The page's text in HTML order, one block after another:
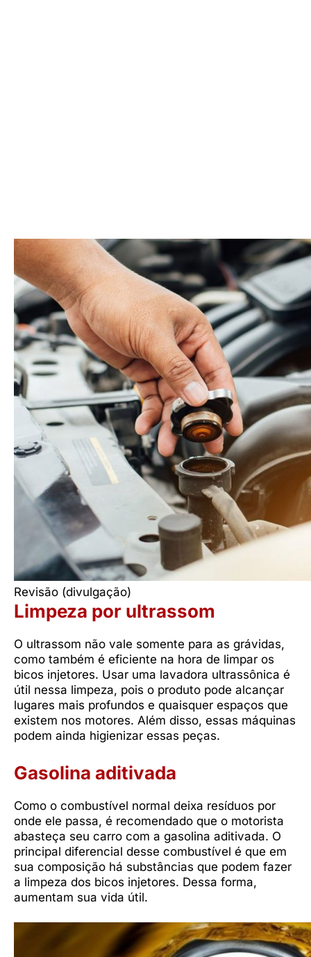
Revisão (divulgação)
Limpeza por ultrassom
O ultrassom não vale somente para as grávidas,
como também é eficiente na hora de limpar os
bicos injetores. Usar uma lavadora ultrassônica é
útil nessa limpeza, pois o produto pode alcançar
lugares mais profundos e quaisquer espaços que
existem nos motores. Além disso, essas máquinas
podem ainda higienizar essas peças.
Gasolina aditivada
Como o combustível normal deixa resíduos por
onde ele passa, é recomendado que o motorista
abasteça seu carro com a gasolina aditivada. O
principal diferencial desse combustível é que em
sua composição há substâncias que podem fazer
a limpeza dos bicos injetores. Dessa forma,
aumentam sua vida útil.